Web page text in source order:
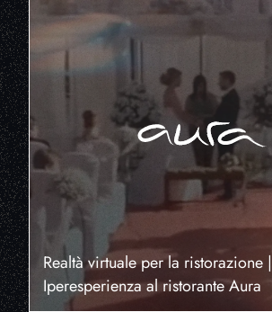
Realtà virtuale per la ristorazione |
Iperesperienza al ristorante Aura